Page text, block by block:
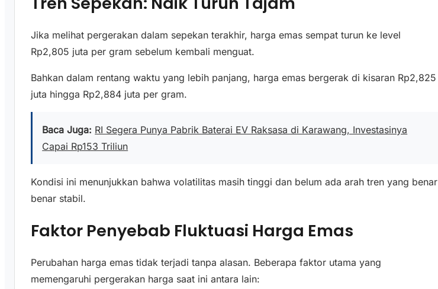
Jika melihat pergerakan dalam sepekan terakhir, harga emas sempat turun ke level
Rp2,805 juta per gram sebelum kembali menguat.
Bahkan dalam rentang waktu yang lebih panjang, harga emas bergerak di kisaran Rp2,825
juta hingga Rp2,884 juta per gram.
Baca Juga: RI Segera Punya Pabrik Baterai EV Raksasa di Karawang, Investasinya
Capai Rp153 Triliun
Kondisi ini menunjukkan bahwa volatilitas masih tinggi dan belum ada arah tren yang benar
benar stabil.
Faktor Penyebab Fluktuasi Harga Emas
Perubahan harga emas tidak terjadi tanpa alasan. Beberapa faktor utama yang
memengaruhi pergerakan harga saat ini antara lain: